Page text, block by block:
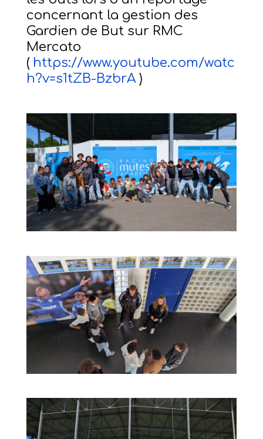
concernant la gestion des
Gardien de But sur RMC
Mercato
( https://www.youtube.com/watc
h?v=s1tZB-BzbrA)